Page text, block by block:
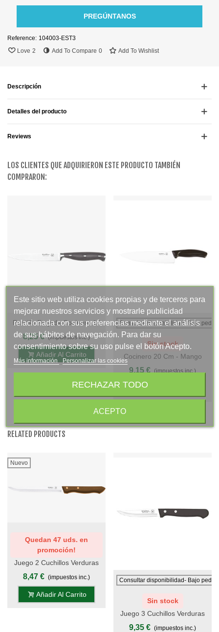
PREGÚNTANOS
Reference: 104003-EST3
Love 2 Add To Compare 0 Add To Wishlist
Descripción
Detalles del producto
Reviews
LOS CLIENTES QUE ADQUIRIERON ESTE PRODUCTO TAMBIÉN
COMPRARON:
Puntilla Forjada Cocinero 10
Cm - Mango POM Gris
Antracita, S. Gala Hogar
8,25 € (impuestos inc.)
Añadir Al Carrito
Consultar disponibilidad- Bajo
Sin stock
Cocinero 20 Cm - Mango
Negro - S.Chiara, Display
9,15 € (impuestos inc.)
RELATED PRODUCTS
Nuevo
Quedan 47 uds. en
promoción!
Juego 2 Cuchillos Verduras
18 Cm Con Filo Mango
Madera - DIANA
8,47 € (impuestos inc.)
Añadir Al Carrito
Consultar disponibilidad- Bajo
Sin stock
Juego 3 Cuchillos Verduras
Con Filo 10 Cm Mango PP -
9,35 € (impuestos inc.)
Este sitio web utiliza cookies propias y de terceros para
mejorar nuestros servicios y mostrarle publicidad
relacionada con sus preferencias mediante el análisis
de sus hábitos de navegación. Para dar su
consentimiento sobre su uso pulse el botón Acepto.
Más información Personalizar las cookies
RECHAZAR TODO
ACEPTO